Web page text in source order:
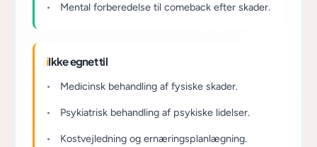
Mental forberedelse til comeback efter skader.
ℹIkke egnet til
Medicinsk behandling af fysiske skader.
Psykiatrisk behandling af psykiske lidelser.
Kostvejledning og ernæringsplanlægning.